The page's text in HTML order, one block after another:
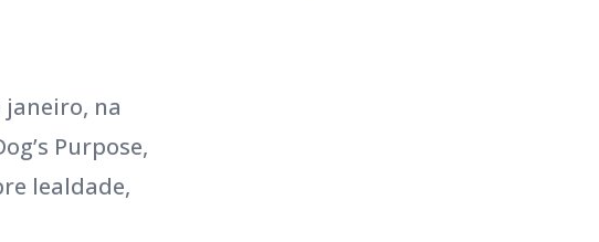
janeiro, na
Purpose,
lealdade,